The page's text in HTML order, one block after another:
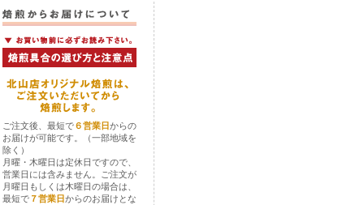
ご注文後、最短で６営業日からの
お届けが可能です。（一部地域を
除く）
月曜・木曜日は定休日ですので、
営業日には含みません。ご注文が
月曜日もしくは木曜日の場合は、
最短で ７営業日からのお届けとな